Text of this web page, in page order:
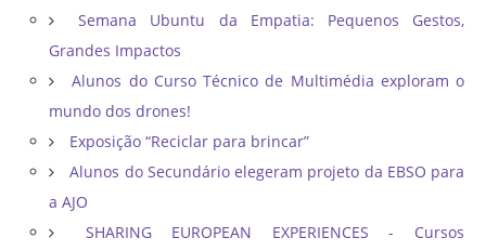
Semana Ubuntu da Empatia: Pequenos Gestos,
Grandes Impactos
Alunos do Curso Técnico de Multimédia exploram o
mundo dos drones!
Exposição “Reciclar para brincar”
Alunos do Secundário elegeram projeto da EBSO para
a AJO
SHARING EUROPEAN EXPERIENCES - Cursos